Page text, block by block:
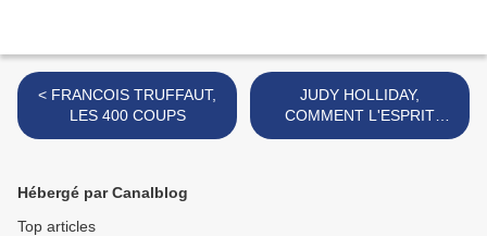
< FRANCOIS TRUFFAUT,
LES 400 COUPS
JUDY HOLLIDAY,
COMMENT L'ESPRIT
VIENT AUX FEMMES >
Hébergé par Canalblog
Top articles